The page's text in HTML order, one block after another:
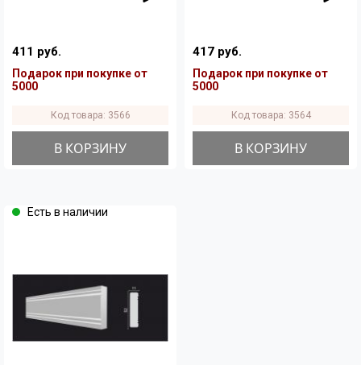
411 руб.
Подарок при покупке от
5000
Код товара: 3566
В КОРЗИНУ
417 руб.
Подарок при покупке от
5000
Код товара: 3564
В КОРЗИНУ
Есть в наличии